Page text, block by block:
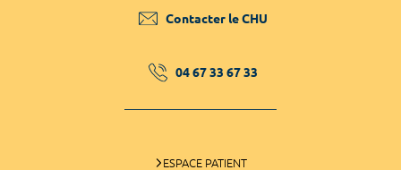
Contacter le CHU
04 67 33 67 33
ESPACE PATIENT